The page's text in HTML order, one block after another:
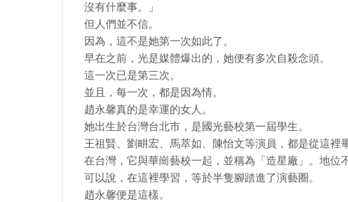
沒有什麼事。」
但人們並不信。
因為，這不是她第一次如此了。
早在之前，光是媒體爆出的，她便有多次自殺念頭。
這一次已是第三次。
並且，每一次，都是因為情。
趙永馨真的是幸運的女人。
她出生於台灣台北市，是國光藝校第一屆學生。
王祖賢、劉畊宏、馬萃如、陳怡文等演員，都是從這裡
在台灣，它與華崗藝校一起，並稱為「造星廠」。地位
可以說，在這裡學習，等於半隻腳踏進了演藝圈。
趙永馨便是這樣。